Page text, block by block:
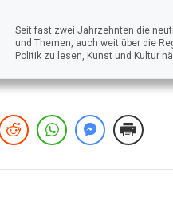
Seit fast zwei Jahrzehnten die
und Themen, auch weit über die
Politik zu lesen, Kunst und Kultur